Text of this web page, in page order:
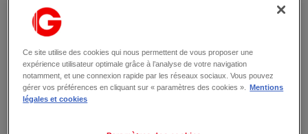
Du Lundi au Samedi
Ce site utilise des cookies qui nous permettent de vous proposer une
expérience utilisateur optimale grâce à l’analyse de votre navigation
notamment, et une connexion rapide par les réseaux sociaux. Vous pouvez
gérer vos préférences en cliquant sur « paramètres des cookies ».
Mentions
légales et cookies